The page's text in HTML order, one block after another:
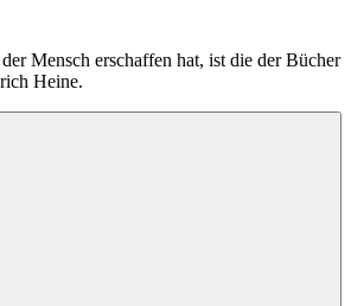
Mensch erschaffen hat, ist die der Bücher
Heine.